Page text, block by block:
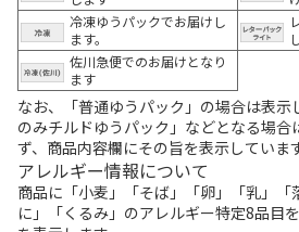
冷凍ゆうパックでお届けし
ます。
佐川急便でのお届けとなり
ます
なお、「普通ゆうパック」の場合は表
のみチルドゆうパック」などとなる場合
ず、商品内容欄にその旨を表示しています
アレルギー情報について
商品に「小麦」「そば」「卵」「乳」「
に」「くるみ」のアレルギー特定8品目